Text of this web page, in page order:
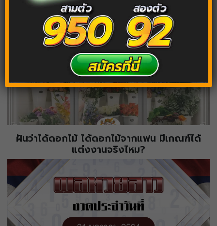
บทความต้องอ่านต่อ
ฝันว่าได้ดอกไม้ ได้ดอกไม้จากแฟน มีเกณฑ์ได้
แต่งงานจริงไหม?